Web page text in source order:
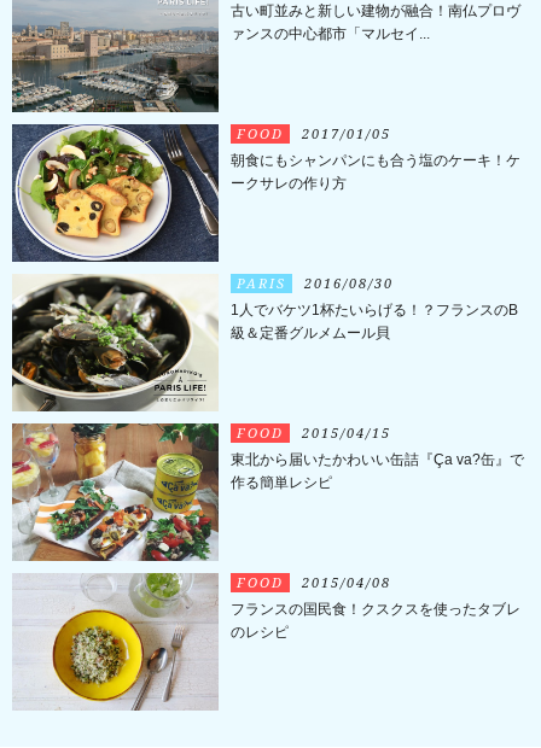
古い町並みと新しい建物が融合！南仏プロヴ
ァンスの中心都市「マルセイ...
FOOD 2017/01/05
朝食にもシャンパンにも合う塩のケーキ！ケ
ークサレの作り方
PARIS 2016/08/30
1人でバケツ1杯たいらげる！？フランスのB
級＆定番グルメムール貝
FOOD 2015/04/15
東北から届いたかわいい缶詰『Ça va?缶』で
作る簡単レシピ
FOOD 2015/04/08
フランスの国民食！クスクスを使ったタブレ
のレシピ